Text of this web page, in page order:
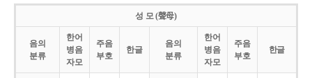
성 모 (聲母)
음의
분류
한어
병음
자모
주음
부호
한글
음의
분류
한어
병음
자모
주음
부호
한글